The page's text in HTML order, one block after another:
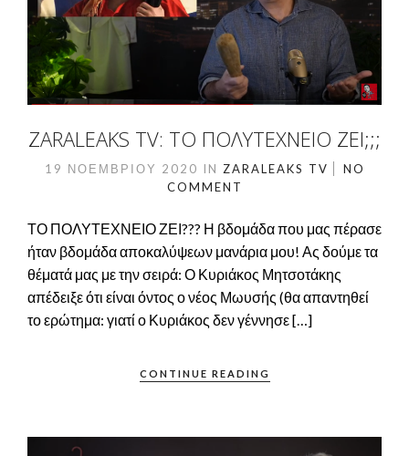
ZARALEAKS TV: ΤΟ ΠΟΛΥΤΕΧΝΕΊΟ ΖΕΙ;;;
19 ΝΟΕΜΒΡΊΟΥ 2020 IN ZARALEAKS TV
NO
COMMENT
ΤΟ ΠΟΛΥΤΕΧΝΕΙΟ ΖΕΙ??? Η βδομάδα που μας πέρασε
ήταν βδομάδα αποκαλύψεων μανάρια μου! Ας δούμε τα
θέματά μας με την σειρά: Ο Κυριάκος Μητσοτάκης
απέδειξε ότι είναι όντος ο νέος Μωυσής (θα απαντηθεί
το ερώτημα: γιατί ο Κυριάκος δεν γέννησε […]
CONTINUE READING